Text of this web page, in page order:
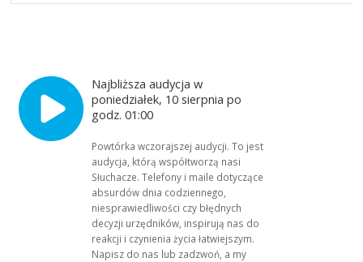
Najbliższa audycja w
poniedziałek, 10 sierpnia po
godz. 01:00
Powtórka wczorajszej audycji. To jest
audycja, którą współtworzą nasi
Słuchacze. Telefony i maile dotyczące
absurdów dnia codziennego,
niesprawiedliwości czy błędnych
decyzji urzędników, inspirują nas do
reakcji i czynienia życia łatwiejszym.
Napisz do nas lub zadzwoń, a my